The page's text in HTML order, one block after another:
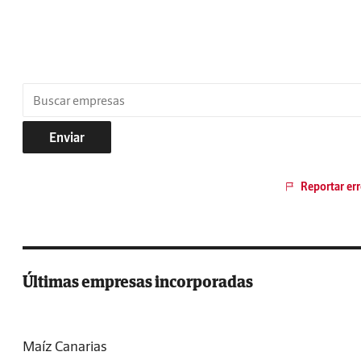
Enviar
Reportar
Últimas empresas incorporadas
Maíz Canarias